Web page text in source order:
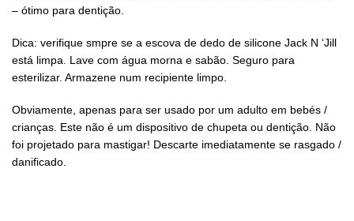
– ótimo para dentição.
Dica: verifique smpre se a escova de dedo de silicone Jack N ‘Jill
está limpa. Lave com água morna e sabão. Seguro para
esterilizar. Armazene num recipiente limpo.
Obviamente, apenas para ser usado por um adulto em bebés /
crianças. Este não é um dispositivo de chupeta ou dentição. Não
foi projetado para mastigar! Descarte imediatamente se rasgado /
danificado.